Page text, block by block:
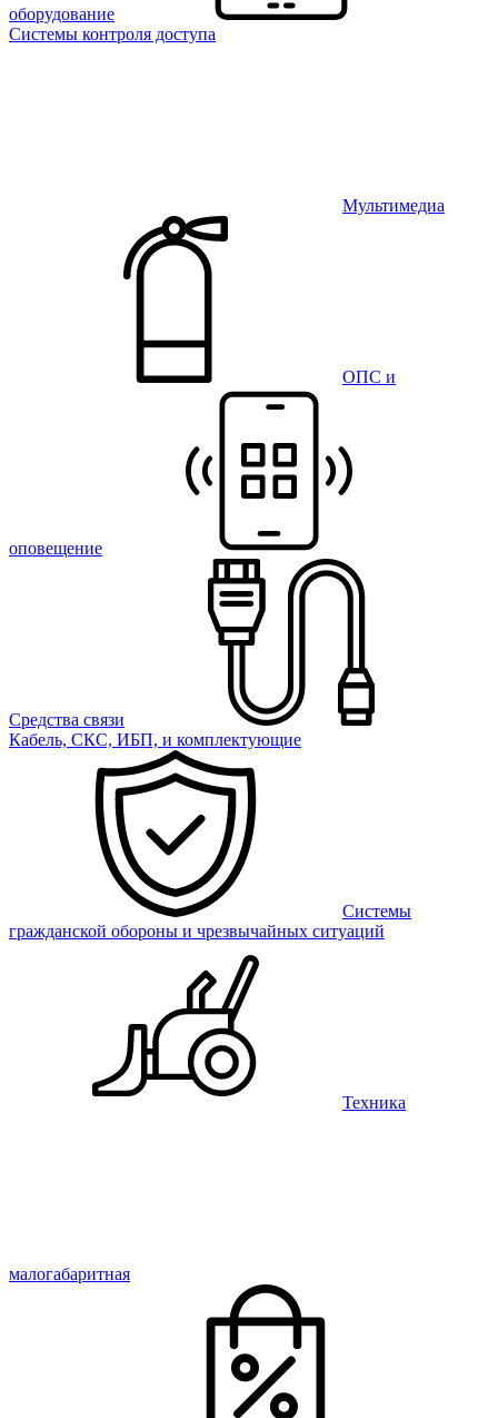
оборудование
Системы контроля доступа
Мультимедиа
ОПС и
оповещение
Средства связи
Кабель, СКС, ИБП, и комплектующие
Системы
гражданской обороны и чрезвычайных ситуаций
Техника
малогабаритная